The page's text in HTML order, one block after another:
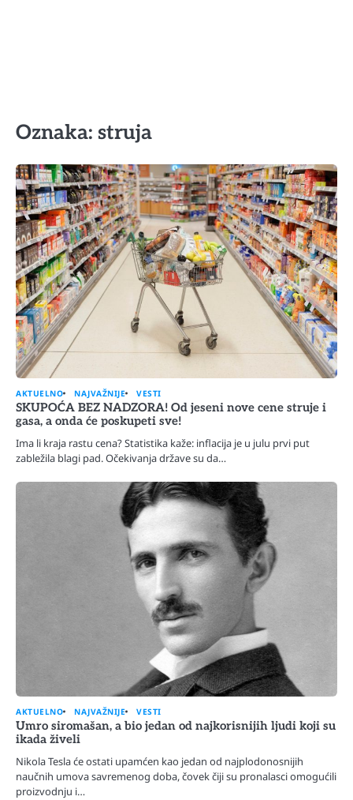
Oznaka: struja
AKTUELNO NAJVAŽNIJE VESTI
SKUPOĆA BEZ NADZORA! Od jeseni nove cene struje i
gasa, a onda će poskupeti sve!
Ima li kraja rastu cena? Statistika kaže: inflacija je u julu prvi put
zabležila blagi pad. Očekivanja države su da…
AKTUELNO NAJVAŽNIJE VESTI
Umro siromašan, a bio jedan od najkorisnijih ljudi koji su
ikada živeli
Nikola Tesla će ostati upamćen kao jedan od najplodonosnijih
naučnih umova savremenog doba, čovek čiji su pronalasci omogućili
proizvodnju i…